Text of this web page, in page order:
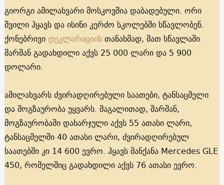
გიორგი ამილახვარი მოსკოვშია დაბადებული. ორი
შვილი ჰყავს და ისინი კერძო სკოლებში სწავლობენ.
ქონებრივი დეკლარაციისთანახმად, მათ სწავლაში
შარშან გადახდილი აქვს 25 000 ლარი და 5 900
დოლარი.
ამილახვარს ძვირადღირებული საათები, ტანსაცმელი
და მოგზაურობა უყვარს. მაგალითად, შარშან,
მოგზაურობაში დახარჯული აქვს 55 ათასი ლარი,
ტანსაცმელში 40 ათასი ლარი, ძვირადღირებულ
საათებში კი 14 600 ევრო. ჰყავს მანქანა Mercedes GLE
450, რომელშიც გადახდილი აქვს 76 ათასი ევრო.